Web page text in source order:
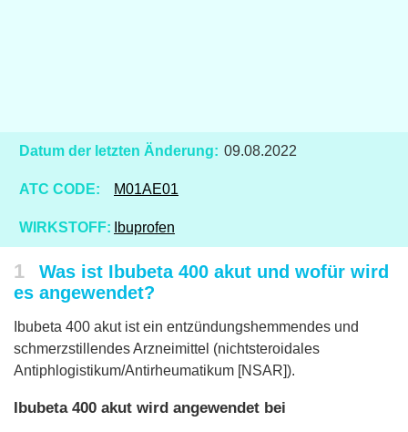
Datum der letzten Änderung: 09.08.2022
ATC CODE: M01AE01
WIRKSTOFF: Ibuprofen
1
Was ist Ibubeta 400 akut und wofür wird
es angewendet?
Ibubeta 400 akut ist ein entzündungshemmendes und
schmerzstillendes Arzneimittel (nichtsteroidales
Antiphlogistikum/Antirheumatikum [NSAR]).
Ibubeta 400 akut wird angewendet bei